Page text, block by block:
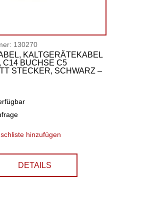
130270
KALTGERÄTEKABEL
C14 BUCHSE C5
STECKER, SCHWARZ –
hinzufügen
DETAILS